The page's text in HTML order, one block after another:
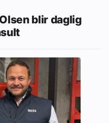
blir daglig